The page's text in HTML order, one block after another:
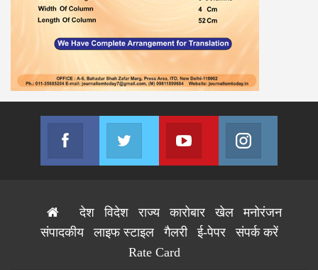
Facebook
Join us on Facebook
Twitter
Join us on Twitter
Youtube
Join us on Youtube
देश विदेश राज्य कारोबार खेल
मनोरंजन
संपादकीय
लाइफ स्टाइल गैलरी ई-पेपर
संपर्क करें
Rate Card